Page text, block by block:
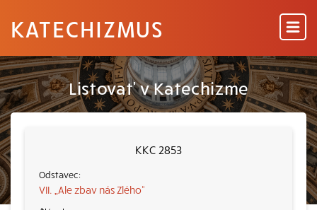
KATECHIZMUS
Listovať v Katechizme
KKC 2853
VII. „Ale zbav nás Zlého“